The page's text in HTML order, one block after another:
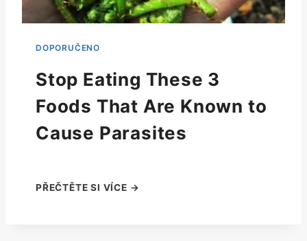
Stop Eating These 3
Foods That Are Known to
Cause Parasites